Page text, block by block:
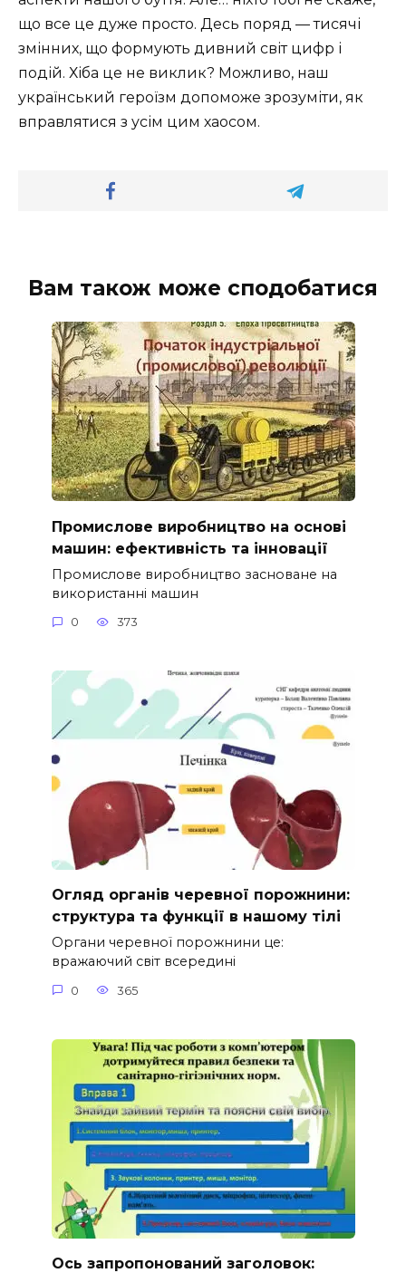
що все це дуже просто. Десь поряд — тисячі
змінних, що формують дивний світ цифр і
подій. Хіба це не виклик? Можливо, наш
український героїзм допоможе зрозуміти, як
вправлятися з усім цим хаосом.
Вам також може сподобатися
Промислове виробництво на основі
машин: ефективність та інновації
Промислове виробництво засноване на
використанні машин
0 373
Огляд органів черевної порожнини:
структура та функції в нашому тілі
Органи черевної порожнини це:
вражаючий світ всередині
0 365
Ось запропонований заголовок: